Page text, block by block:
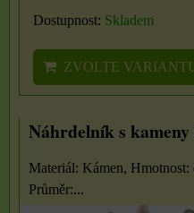
Dostupnost: Skladem
ZVOLTE
Náhrdelník s
Materiál: Kámen, Hmotnost:
Průměr:...